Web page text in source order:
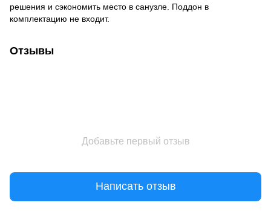
решения и сэкономить место в санузле. Поддон в
комплектацию не входит.
Отзывы
Добавьте первый отзыв
Написать отзыв